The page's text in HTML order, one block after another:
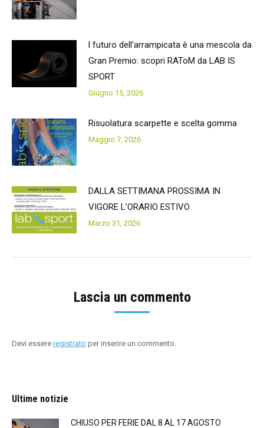
l futuro dell’arrampicata è una mescola da
Gran Premio: scopri RAToM da LAB IS
SPORT
Giugno 15, 2026
Risuolatura scarpette e scelta gomma
Maggio 7, 2026
DALLA SETTIMANA PROSSIMA IN
VIGORE L’ORARIO ESTIVO
Marzo 31, 2026
Lascia un commento
Devi essere registrato per inserire un commento.
Ultime notizie
CHIUSO PER FERIE DAL 8 AL 17 AGOSTO